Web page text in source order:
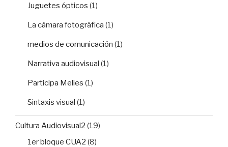
Juguetes ópticos (1)
La cámara fotográfica (1)
medios de comunicación (1)
Narrativa audiovisual (1)
Participa Melies (1)
Sintaxis visual (1)
Cultura Audiovisual2 (19)
1er bloque CUA2 (8)